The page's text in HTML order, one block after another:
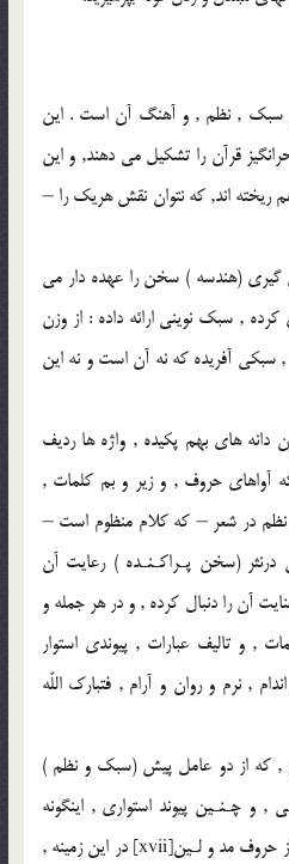
سبك , نظم , و آهنگ آن است . اين
قرآن را تشكيل مى دهند, و اين
ريخته اند, كه نتوان نقش هريك را –
(هندسه ) سخن را عهده دار مى
, سبك نوينى ارائه داده : از وزن
سبكى آفريده كه نه آن است و نه اين
هاى بهم پكيده , واژه ها رديف
آواهاى حروف , و زير و بم كلمات ,
نظم در شعر – كه كلام منظوم است –
(سخن پـراكـنـده ) رعايت آن
آن را دنبال كرده , و در هر جمله و
, و تاليف عبارات , پيوندى استوار
, نرم و روان و آرام , فتبارك اللّه
كه از دو عامل پيش (سبك و نظم )
, و چـنـين پيوند استوارى , اينگونه
آهنگى را خواستاراست . بويژه آنكه از حروف مد و لـين[xvii] در اين زمينه ,